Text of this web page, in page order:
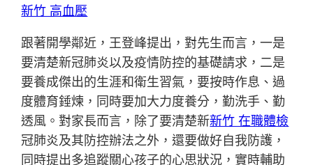
新竹 高血壓
跟著開學鄰近，王登峰提出，對先生而言，一是
要清楚新冠肺炎以及疫情防控的基礎請求，二是
要養成傑出的生涯和衛生習氣，要按時作息、過
度體育錘煉，同時要加大力度養分，勤洗手、勤
透風。對家長而言，除了要清楚新新竹 在職體檢
冠肺炎及其防控辦法之外，還要做好自我防護，
同時提出多追蹤關心孩子的心思狀況，實時輔助